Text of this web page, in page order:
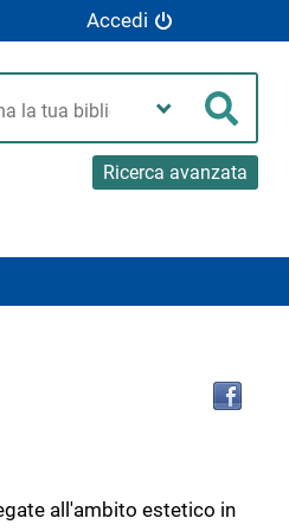
Accedi
Cerca
Ricerca avanzata
all'ambito estetico in